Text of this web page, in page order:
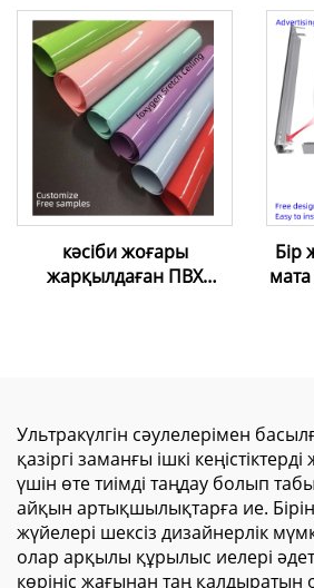
митерлық кабельдік
қайшы (созылатын
таван жасау үшін)
кәсіби жоғары
жарқылдаған ПВХ
Бір
Ультракүлгін сәулелерімен
қазіргі заманғы ішкі
үшін өте тиімді таңдау болып
айқын артықшылықтарға ие.
жүйелері шексіз дизайнерлік
олар арқылы құрылыс иелері
көрініс жағынан таң қалдыратын